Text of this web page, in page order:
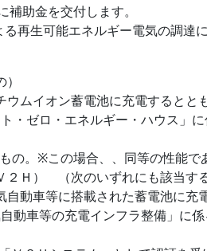
助金を交付します。
再生可能エネルギー電気の調
ウムイオン蓄電池に充電すると
ゼロ・エネルギー・ハウス」
。※この場合、、同等の性能で
２Ｈ） （次のいずれにも該当する
自動車等に搭載された蓄電池に
動車等の充電インフラ整備」に